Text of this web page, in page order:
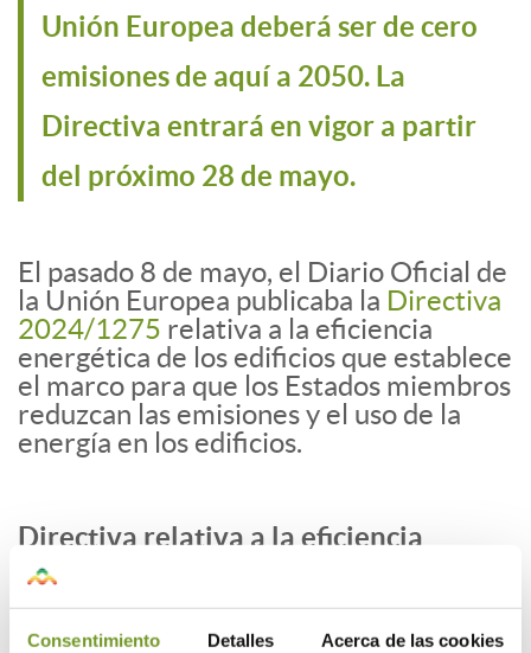
Consentimiento Detalles Acerca de las cookies
Unión Europea deberá ser de cero
emisiones de aquí a 2050. La
Directiva entrará en vigor a partir
del próximo 28 de mayo.
El pasado 8 de mayo, el Diario Oficial de
la Unión Europea publicaba la Directiva
2024/1275 relativa a la eficiencia
energética de los edificios que establece
el marco para que los Estados miembros
reduzcan las emisiones y el uso de la
energía en los edificios.
Directiva relativa a la eficiencia
energética de los edificios
La Directiva revisada sobre la eficiencia